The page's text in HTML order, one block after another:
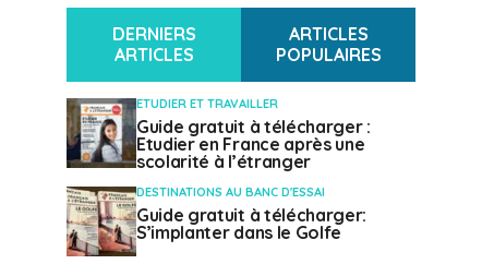
DERNIERS
ARTICLES
ARTICLES
POPULAIRES
ETUDIER ET TRAVAILLER
Guide gratuit à télécharger :
Etudier en France après une
scolarité à l’étranger
DESTINATIONS AU BANC D'ESSAI
Guide gratuit à télécharger:
S’implanter dans le Golfe